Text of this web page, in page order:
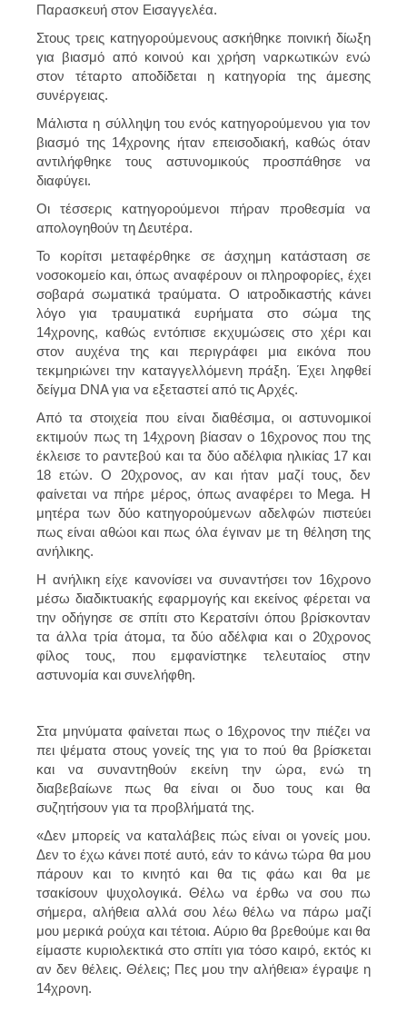
Παρασκευή στον Εισαγγελέα.
Στους τρεις κατηγορούμενους ασκήθηκε ποινική δίωξη
για βιασμό από κοινού και χρήση ναρκωτικών ενώ
στον τέταρτο αποδίδεται η κατηγορία της άμεσης
συνέργειας.
Μάλιστα η σύλληψη του ενός κατηγορούμενου για τον
βιασμό της 14χρονης ήταν επεισοδιακή, καθώς όταν
αντιλήφθηκε τους αστυνομικούς προσπάθησε να
διαφύγει.
Οι τέσσερις κατηγορούμενοι πήραν προθεσμία να
απολογηθούν τη Δευτέρα.
Το κορίτσι μεταφέρθηκε σε άσχημη κατάσταση σε
νοσοκομείο και, όπως αναφέρουν οι πληροφορίες, έχει
σοβαρά σωματικά τραύματα. Ο ιατροδικαστής κάνει
λόγο για τραυματικά ευρήματα στο σώμα της
14χρονης, καθώς εντόπισε εκχυμώσεις στο χέρι και
στον αυχένα της και περιγράφει μια εικόνα που
τεκμηριώνει την καταγγελλόμενη πράξη. Έχει ληφθεί
δείγμα DNA για να εξεταστεί από τις Αρχές.
Από τα στοιχεία που είναι διαθέσιμα, οι αστυνομικοί
εκτιμούν πως τη 14χρονη βίασαν ο 16χρονος που της
έκλεισε το ραντεβού και τα δύο αδέλφια ηλικίας 17 και
18 ετών. Ο 20χρονος, αν και ήταν μαζί τους, δεν
φαίνεται να πήρε μέρος, όπως αναφέρει το Mega. Η
μητέρα των δύο κατηγορούμενων αδελφών πιστεύει
πως είναι αθώοι και πως όλα έγιναν με τη θέληση της
ανήλικης.
Η ανήλικη είχε κανονίσει να συναντήσει τον 16χρονο
μέσω διαδικτυακής εφαρμογής και εκείνος φέρεται να
την οδήγησε σε σπίτι στο Κερατσίνι όπου βρίσκονταν
τα άλλα τρία άτομα, τα δύο αδέλφια και ο 20χρονος
φίλος τους, που εμφανίστηκε τελευταίος στην
αστυνομία και συνελήφθη.
Στα μηνύματα φαίνεται πως ο 16χρονος την πιέζει να
πει ψέματα στους γονείς της για το πού θα βρίσκεται
και να συναντηθούν εκείνη την ώρα, ενώ τη
διαβεβαίωνε πως θα είναι οι δυο τους και θα
συζητήσουν για τα προβλήματά της.
«Δεν μπορείς να καταλάβεις πώς είναι οι γονείς μου.
Δεν το έχω κάνει ποτέ αυτό, εάν το κάνω τώρα θα μου
πάρουν και το κινητό και θα τις φάω και θα με
τσακίσουν ψυχολογικά. Θέλω να έρθω να σου πω
σήμερα, αλήθεια αλλά σου λέω θέλω να πάρω μαζί
μου μερικά ρούχα και τέτοια. Αύριο θα βρεθούμε και θα
είμαστε κυριολεκτικά στο σπίτι για τόσο καιρό, εκτός κι
αν δεν θέλεις. Θέλεις; Πες μου την αλήθεια» έγραψε η
14χρονη.